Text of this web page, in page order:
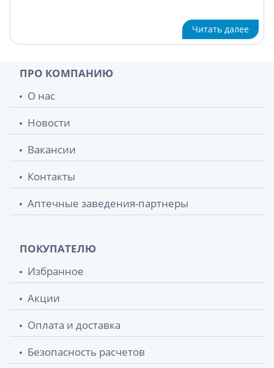
Читать далее
ПРО КОМПАНИЮ
О нас
Новости
Вакансии
Контакты
Аптечные заведения-партнеры
ПОКУПАТЕЛЮ
Избранное
Акции
Оплата и доставка
Безопасность расчетов